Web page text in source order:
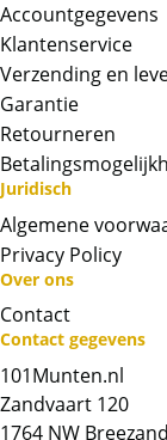
Chat
Accountgegevens
Klantenservice
Verzending en
Garantie
Retourneren
Juridisch
Algemene
Privacy Policy
Over ons
Contact
Contact gegevens
101Munten.nl
Zandvaart 120
1764 NW Breezand